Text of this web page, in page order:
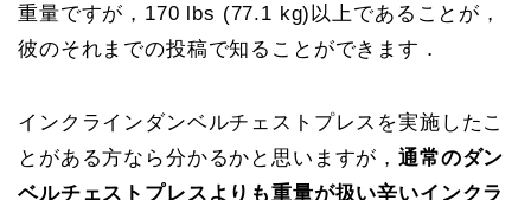
重量ですが，170 lbs (77.1 kg)以上であることが，
彼のそれまでの投稿で知ることができます．
インクラインダンベルチェストプレスを実施したこ
とがある方なら分かるかと思いますが，通常のダン
ベルチェストプレスよりも重量が扱い辛いインクラ